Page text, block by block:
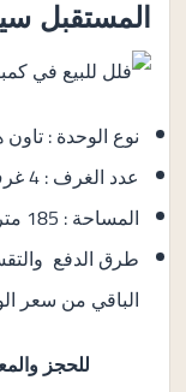
المستقبل
نوع الوحدة :
عدد الغرف : 4 غرف نوم.
المساحة : 185 متر مربع.
الباقي من سعر
للحجز